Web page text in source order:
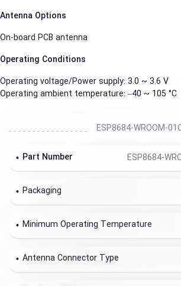
Antenna Options
On-board PCB antenna
Operating Conditions
Operating voltage/Power supply: 3.0 ~ 3.6 V
Operating ambient temperature: –40 ~ 105 °C
Part Number
Packaging
Minimum Operating Temperature
Antenna Connector Type